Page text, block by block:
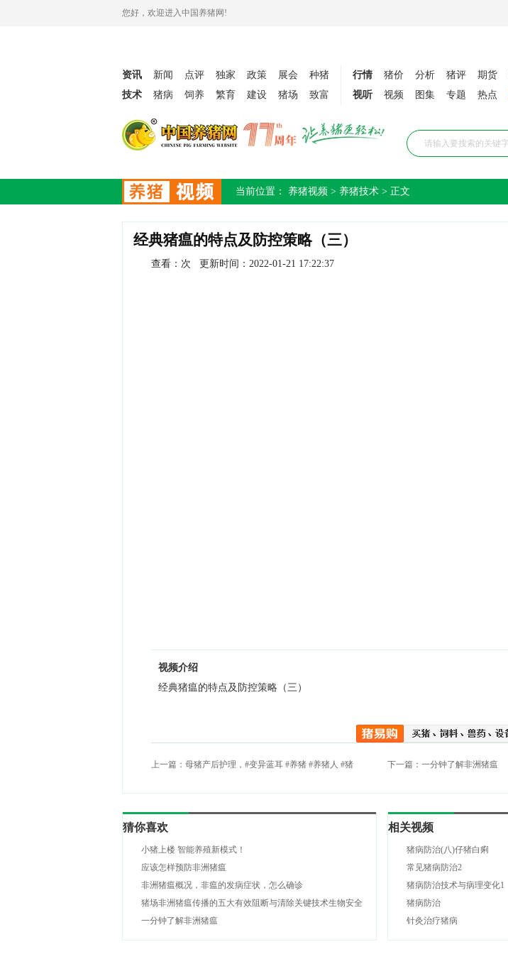
您好，欢迎进入中国养猪网!
资讯 新闻 点评 独家 政策 展会
种猪
技术
猪病 饲养 繁育 建设 猪场 致富
行情 猪价 分析 猪评 期货
视听
视频 图集 专题 热点
当前位置： 养猪视频 > 养猪技术 > 正文
经典猪瘟的特点及防控策略（三）
查看： 次 更新时间： 2022-01-21 17:22:37
视频介绍
经典猪瘟的特点及防控策略（三）
上一篇： 母猪产后护理，#变异蓝耳 #养猪 #养猪人 #猪
场 #养猪技术
下一篇： 一分钟了解非洲猪瘟
猜你喜欢
小猪上楼 智能养殖新模式！
应该怎样预防非洲猪瘟
非洲猪瘟概况，非瘟的发病症状，怎么确诊
猪场非洲猪瘟传播的五大有效阻断与清除关键技术生物安全
策略三大误区
一分钟了解非洲猪瘟
相关视频
猪病防治(八)仔猪白痢
常见猪病防治2
猪病防治技术与病理变化1
猪病防治
针灸治疗猪病